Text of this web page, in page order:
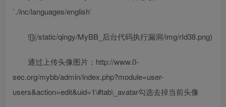
`./inc/languages/english`
![](/static/qingy/MyBB_后台代码执行漏洞/img/rId38.png)
通过上传头像图片：http://www.0-
sec.org/mybb/admin/index.php?module=user-
users&action=edit&uid=1\#tab\_avatar勾选去掉当前头像